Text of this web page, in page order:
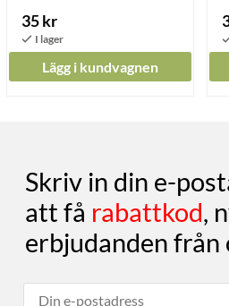
35 kr
Lägg i kundvagnen
Skriv in din e-
att få rabattkod,
erbjudanden från